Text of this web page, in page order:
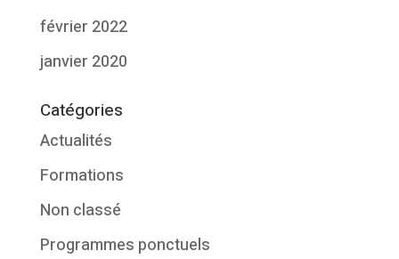
février 2022
janvier 2020
Catégories
Actualités
Formations
Non classé
Programmes ponctuels